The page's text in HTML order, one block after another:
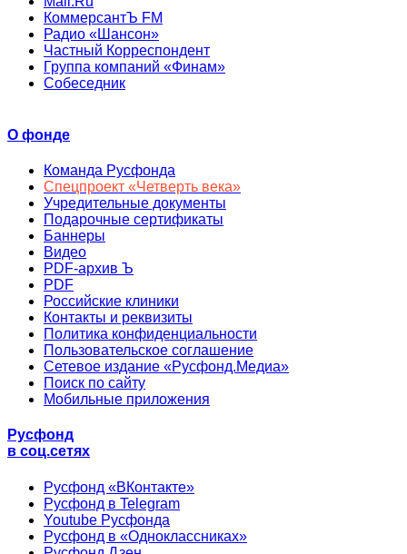
КоммерсантЪ FM
Радио «Шансон»
Частный Корреспондент
Группа компаний «Финам»
Собеседник
О фонде
Команда Русфонда
Спецпроект «Четверть века»
Учредительные документы
Подарочные сертификаты
Баннеры
Видео
PDF-архив Ъ
PDF
Российские клиники
Контакты и реквизиты
Политика конфиденциальности
Пользовательское соглашение
Сетевое издание «Русфонд.Медиа»
Поиск по сайту
Мобильные приложения
Русфонд
в соц.сетях
Русфонд «ВКонтакте»
Русфонд в Telegram
Youtube Русфонда
Русфонд в «Одноклассниках»